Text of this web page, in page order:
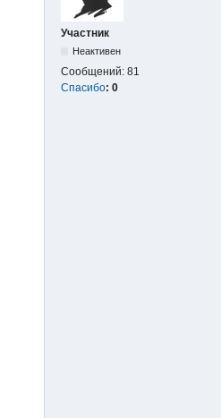
Участник
Неактивен
Сообщений: 81
Спасибо: 0